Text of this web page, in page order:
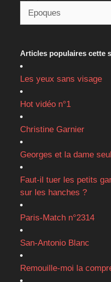
Articles populaires cette
Les yeux sans visage
Hot vidéo n°1
Christine Garnier
Georges et la dame
Faut-il tuer les petits
sur les hanches ?
Paris-Match n°2314
San-Antonio Blanc
Remouille-moi la